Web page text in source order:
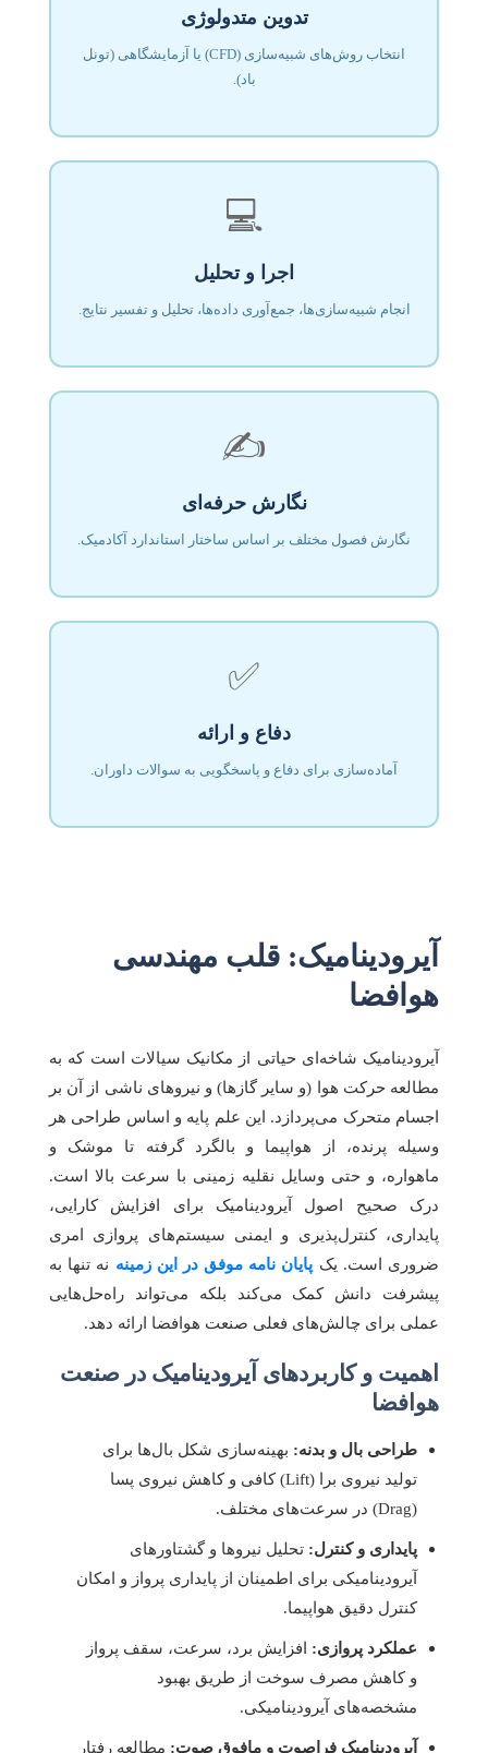
تدوین متدولوژی
انتخاب روش‌های شبیه‌سازی (CFD) یا آزمایشگاهی (تونل
باد).
💻
اجرا و تحلیل
انجام شبیه‌سازی‌ها، جمع‌آوری داده‌ها، تحلیل و تفسیر نتایج.
✍️
نگارش حرفه‌ای
نگارش فصول مختلف بر اساس ساختار استاندارد آکادمیک.
✅
دفاع و ارائه
آماده‌سازی برای دفاع و پاسخگویی به سوالات داوران.
آیرودینامیک: قلب مهندسی
هوافضا
آیرودینامیک شاخه‌ای حیاتی از مکانیک سیالات است که به
مطالعه حرکت هوا (و سایر گازها) و نیروهای ناشی از آن بر
اجسام متحرک می‌پردازد. این علم پایه و اساس طراحی هر
وسیله پرنده، از هواپیما و بالگرد گرفته تا موشک و
ماهواره، و حتی وسایل نقلیه زمینی با سرعت بالا است.
درک صحیح اصول آیرودینامیک برای افزایش کارایی،
پایداری، کنترل‌پذیری و ایمنی سیستم‌های پروازی امری
ضروری است. یک پایان نامه موفق در این زمینه نه تنها به
پیشرفت دانش کمک می‌کند بلکه می‌تواند راه‌حل‌هایی
عملی برای چالش‌های فعلی صنعت هوافضا ارائه دهد.
اهمیت و کاربردهای آیرودینامیک در صنعت
هوافضا
طراحی بال و بدنه: بهینه‌سازی شکل بال‌ها برای
تولید نیروی برا (Lift) کافی و کاهش نیروی پسا
(Drag) در سرعت‌های مختلف.
پایداری و کنترل: تحلیل نیروها و گشتاورهای
آیرودینامیکی برای اطمینان از پایداری پرواز و امکان
کنترل دقیق هواپیما.
عملکرد پروازی: افزایش برد، سرعت، سقف پرواز
و کاهش مصرف سوخت از طریق بهبود
مشخصه‌های آیرودینامیکی.
آیرودینامیک فراصوت و مافوق صوت: مطالعه رفتار